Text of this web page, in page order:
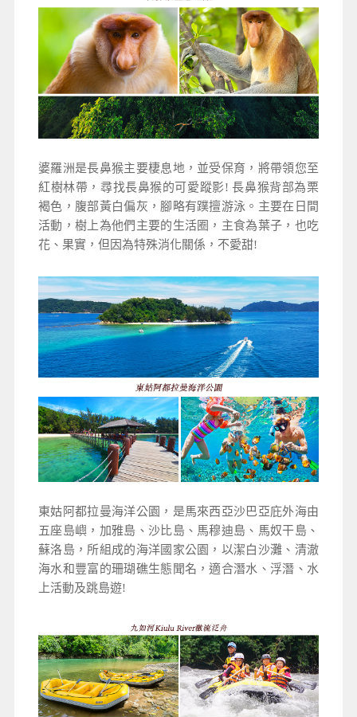
婆羅洲是長鼻猴主要棲息地，並受保育，將帶領您至
紅樹林帶，尋找長鼻猴的可愛蹤影! 長鼻猴背部為栗
褐色 ， 腹部黃白偏灰，腳略有蹼擅游泳。主要在日間
活動 ， 樹上為他們主要的生活圈，主食為葉子，也吃
花、果實，但因為特殊消化關係，不愛甜!
東姑阿都拉曼海洋公園，是馬來西亞沙巴亞庇外海由
五座島嶼，加雅島、沙比島、馬穆迪島、馬奴干島、
蘇洛島，所組成的海洋國家公園，以潔白沙灘、清澈
海水和豐富的珊瑚礁生態聞名，適合潛水、浮潛、水
上活動及跳島遊!